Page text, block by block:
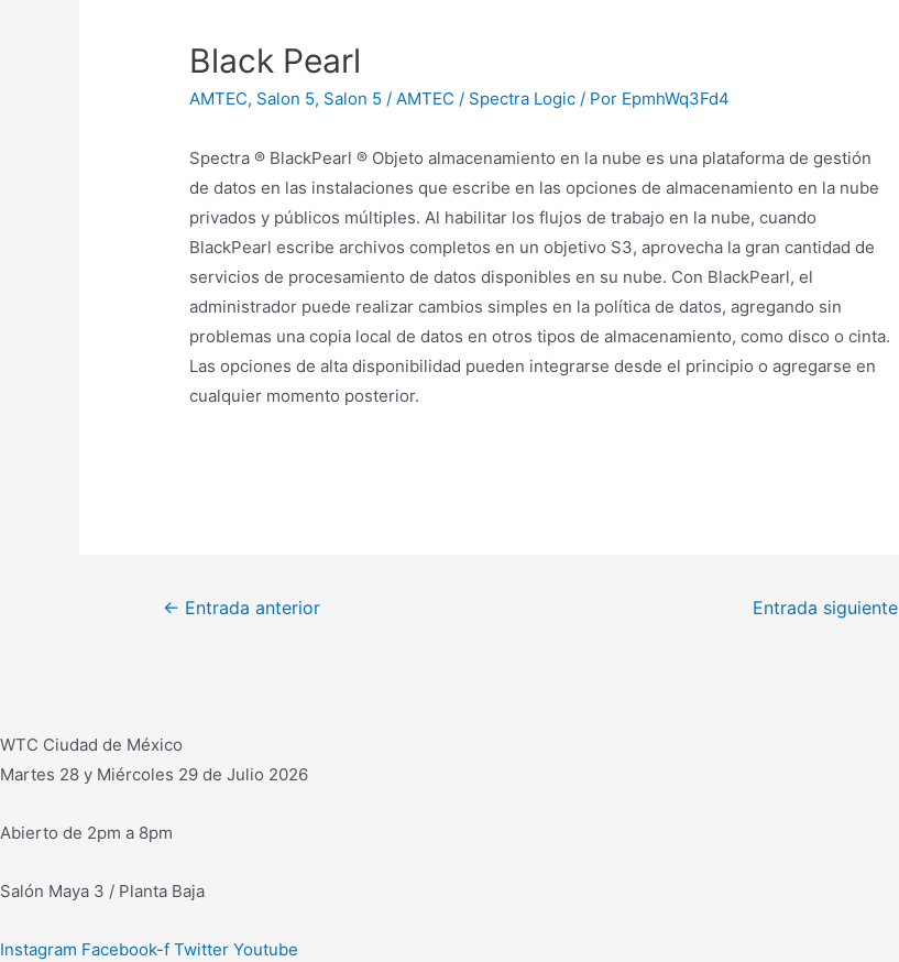
Black Pearl
AMTEC, Salon 5, Salon 5 / AMTEC / Spectra Logic / Por EpmhWq3Fd4
Spectra ® BlackPearl ® Objeto almacenamiento en la nube es una plataforma de gestión
de datos en las instalaciones que escribe en las opciones de almacenamiento en la nube
privados y públicos múltiples. Al habilitar los flujos de trabajo en la nube, cuando
BlackPearl escribe archivos completos en un objetivo S3, aprovecha la gran cantidad de
servicios de procesamiento de datos disponibles en su nube. Con BlackPearl, el
administrador puede realizar cambios simples en la política de datos, agregando sin
problemas una copia local de datos en otros tipos de almacenamiento, como disco o cinta.
Las opciones de alta disponibilidad pueden integrarse desde el principio o agregarse en
cualquier momento posterior.
Navegación
← Entrada anterior Entrada siguiente
WTC Ciudad de México
Martes 28 y Miércoles 29 de Julio 2026
Abierto de 2pm a 8pm
Salón Maya 3 / Planta Baja
Instagram Facebook-f Twitter Youtube